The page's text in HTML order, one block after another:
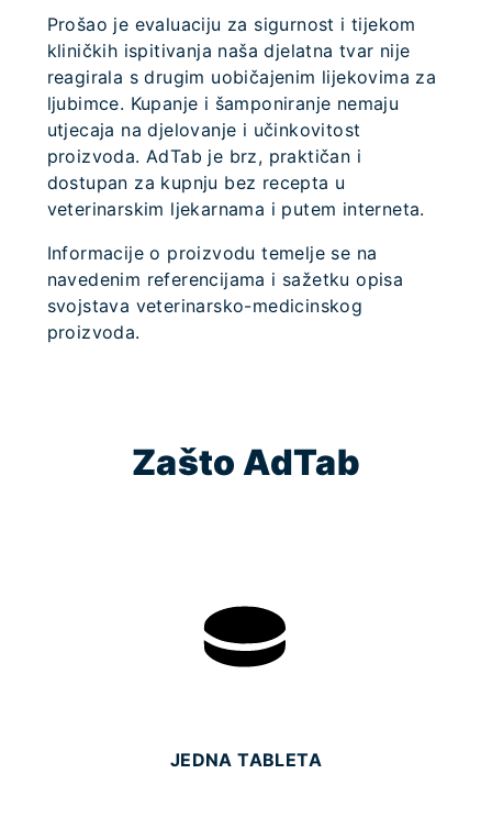
Prošao je evaluaciju za sigurnost i tijekom
kliničkih ispitivanja naša djelatna tvar nije
reagirala s drugim uobičajenim lijekovima za
ljubimce. Kupanje i šamponiranje nemaju
utjecaja na djelovanje i učinkovitost
proizvoda. AdTab je brz, praktičan i
dostupan za kupnju bez recepta u
veterinarskim ljekarnama i putem interneta.
Informacije o proizvodu temelje se na
navedenim referencijama i sažetku opisa
svojstava veterinarsko-medicinskog
proizvoda.
Zašto AdTab
JEDNA TABLETA